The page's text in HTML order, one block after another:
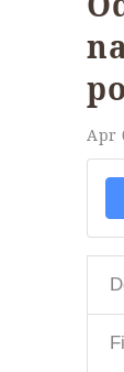
Apr